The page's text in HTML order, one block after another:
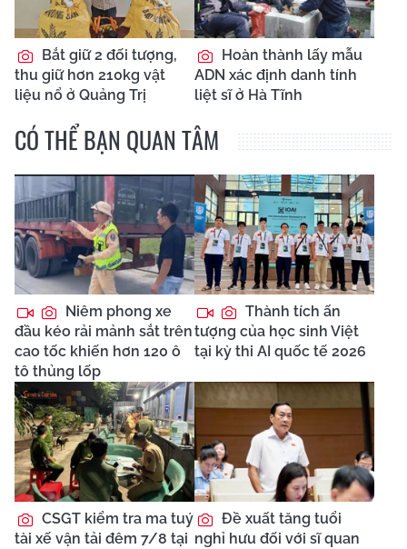
Bắt giữ 2 đối tượng,
thu giữ hơn 210kg vật
liệu nổ ở Quảng Trị
Hoàn thành lấy mẫu
ADN xác định danh tính
liệt sĩ ở Hà Tĩnh
CÓ THỂ BẠN QUAN TÂM
Niêm phong xe
đầu kéo rải mảnh sắt trên
cao tốc khiến hơn 120 ô
tô thủng lốp
Thành tích ấn
tượng của học sinh Việt
tại kỳ thi AI quốc tế 2026
CSGT kiểm tra ma tuý
tài xế vận tải đêm 7/8 tại
Đề xuất tăng tuổi
nghỉ hưu đối với sĩ quan